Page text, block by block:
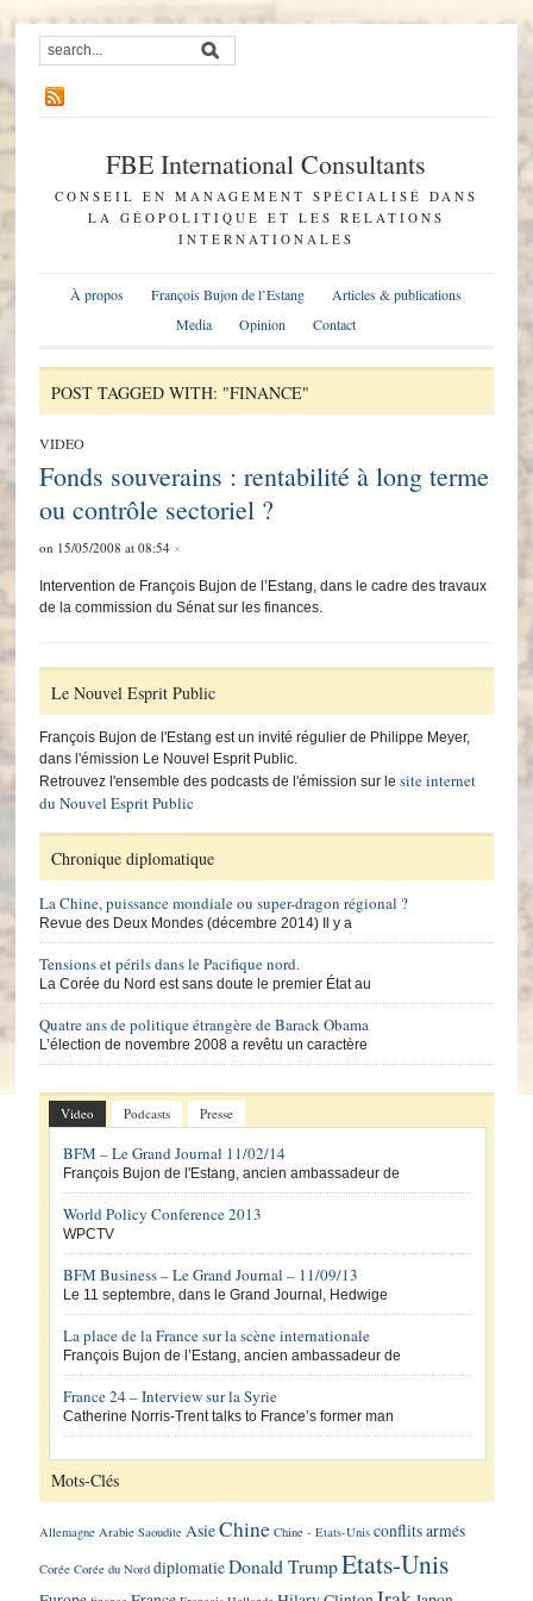
FBE International Consultants
CONSEIL EN MANAGEMENT SPÉCIALISÉ DANS
LA GÉOPOLITIQUE ET LES RELATIONS
INTERNATIONALES
À propos François Bujon de l’Estang
Articles & publications
Media
Opinion Contact
POST TAGGED WITH: "FINANCE"
VIDEO
Fonds souverains : rentabilité à long terme
ou contrôle sectoriel ?
on 15/05/2008 at 08:54 ×
Intervention de François Bujon de l’Estang, dans le cadre des travaux
de la commission du Sénat sur les finances.
Le Nouvel Esprit Public
François Bujon de l'Estang est un invité régulier de Philippe Meyer,
dans l'émission Le Nouvel Esprit Public.
Retrouvez l'ensemble des podcasts de l'émission sur lesite internet
du Nouvel Esprit Public
Chronique diplomatique
La Chine, puissance mondiale ou super-dragon régional ?
Revue des Deux Mondes (décembre 2014) Il y a
Tensions et périls dans le Pacifique nord.
La Corée du Nord est sans doute le premier État au
Quatre ans de politique étrangère de Barack Obama
L’élection de novembre 2008 a revêtu un caractère
Video Podcasts Presse
BFM – Le Grand Journal 11/02/14
François Bujon de l'Estang, ancien ambassadeur de
World Policy Conference 2013
WPCTV
BFM Business – Le Grand Journal – 11/09/13
Le 11 septembre, dans le Grand Journal, Hedwige
La place de la France sur la scène internationale
François Bujon de l’Estang, ancien ambassadeur de
France 24 – Interview sur la Syrie
Catherine Norris-Trent talks to France’s former man
Mots-Clés
Allemagne Arabie Saoudite AsieChine Chine - Etats-Unis conflits armés
Corée Corée du Nord diplomatieDonald TrumpEtats-Unis